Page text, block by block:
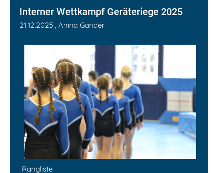
Interner Wettkampf Geräteriege 2025
21.12.2025 , Anina Gander
Rangliste